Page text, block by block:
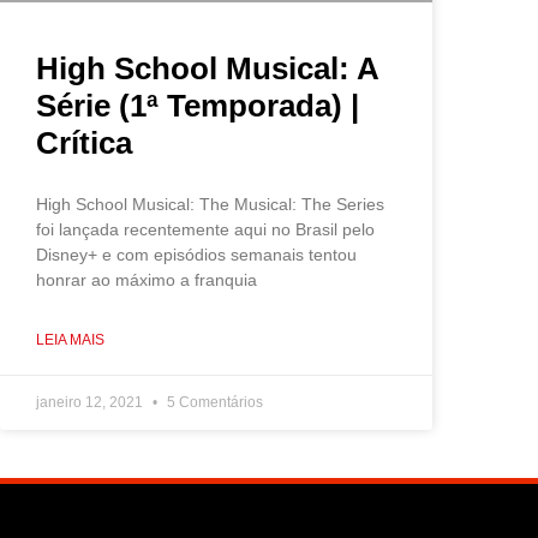
High School Musical: A
Série (1ª Temporada) |
Crítica
High School Musical: The Musical: The Series
foi lançada recentemente aqui no Brasil pelo
Disney+ e com episódios semanais tentou
honrar ao máximo a franquia
LEIA MAIS
janeiro 12, 2021 5 Comentários